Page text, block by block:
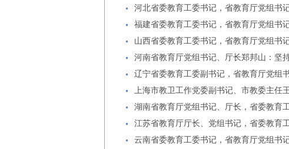
河北省委教育工委书记，省教育厅党组书
福建省委教育工委书记，省教育厅党组书
山西省委教育工委书记，省教育厅党组书
河南省教育厅党组书记、厅长郑邦山：坚
辽宁省委教育工委副书记，省教育厅党组
上海市教卫工作党委副书记、市教委主任
湖南省教育厅党组书记、厅长，省委教育
江苏省教育厅厅长、党组书记，省委教育
云南省委教育工委书记，省教育厅党组书